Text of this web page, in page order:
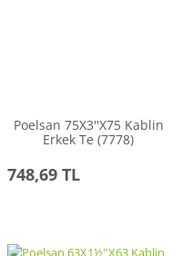
Poelsan 75X3''X75 Kablin
Erkek Te (7778)
748,69 TL